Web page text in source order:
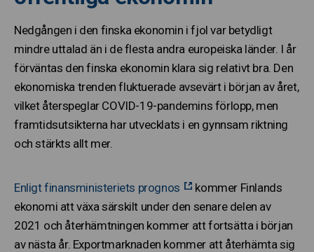
Nedgången i den finska ekonomin i fjol var betydligt
mindre uttalad än i de flesta andra europeiska länder. I år
förväntas den finska ekonomin klara sig relativt bra. Den
ekonomiska trenden fluktuerade avsevärt i början av året,
vilket återspeglar COVID-19-pandemins förlopp, men
framtidsutsikterna har utvecklats i en gynnsam riktning
och stärkts allt mer.
Enligt finansministeriets prognos
kommer Finlands
ekonomi att växa särskilt under den senare delen av
2021 och återhämtningen kommer att fortsätta i början
av nästa år. Exportmarknaden kommer att återhämta sig